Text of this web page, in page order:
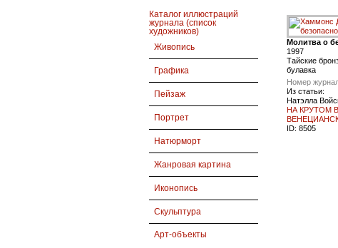
Каталог иллюстраций
журнала (список
художников)
Живопись
Графика
Пейзаж
Портрет
Натюрморт
Жанровая картина
Иконопись
Скульптура
Арт-объекты
Молитва о
1997
Тайские
булавка
Номер
Из статьи:
Натэлла
НА КРУТОМ
ID: 8505